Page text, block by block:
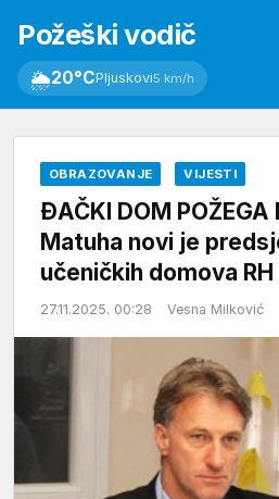
Požeški vodič
🌦20°CPljuskovi5 km/h
OBRAZOVANJE VIJESTI
ĐAČKI DOM
Matuha novi je
učeničkih domova RH
27.11.2025. 00:28 Vesna Milković